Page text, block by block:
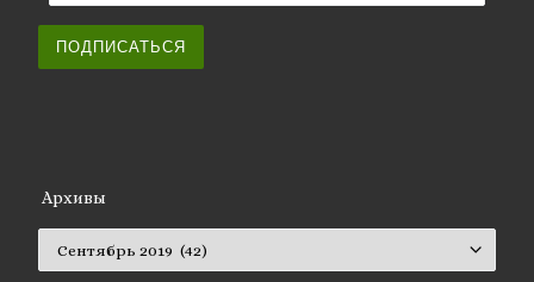
ПОДПИСАТЬСЯ
Архивы